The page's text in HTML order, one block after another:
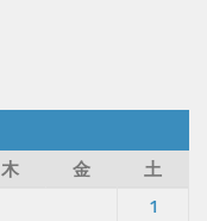
木 金
土
1